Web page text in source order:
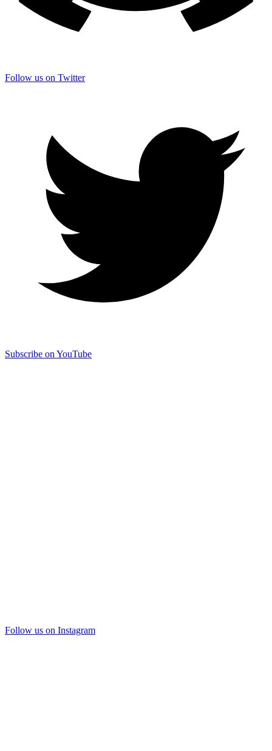
Follow us on Twitter
Subscribe on YouTube
Follow us on Instagram